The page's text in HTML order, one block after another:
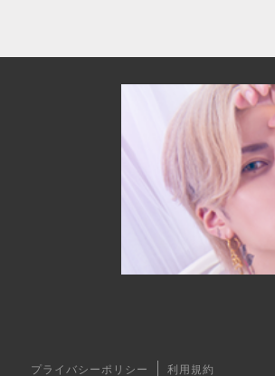
プライバシーポリシー 利用規約